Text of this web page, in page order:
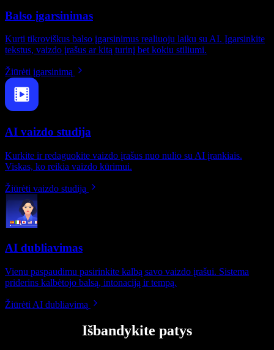
Balso įgarsinimas
Kurti tikroviškus balso įgarsinimus realiuoju laiku su AI. Įgarsinkite
tekstus, vaizdo įrašus ar kitą turinį bet kokiu stiliumi.
Žiūrėti įgarsinimą
AI vaizdo studija
Kurkite ir redaguokite vaizdo įrašus nuo nulio su AI įrankiais.
Viskas, ko reikia vaizdo kūrimui.
Žiūrėti vaizdo studiją
AI dubliavimas
Vienu paspaudimu pasirinkite kalbą savo vaizdo įrašui. Sistema
priderins kalbėtojo balsą, intonaciją ir tempą.
Žiūrėti AI dubliavimą
Išbandykite patys